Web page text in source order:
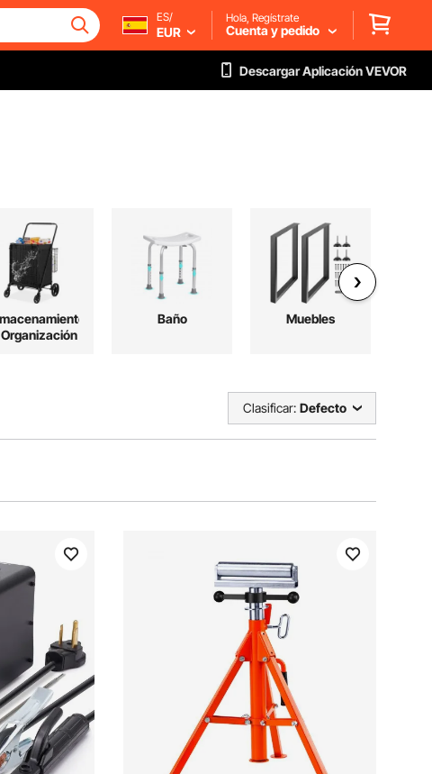
ES/
EUR
Hola, Regístrate
Cuenta y pedido
Descargar Aplicación VEVOR
Baño Muebles
Clasificar: Defecto